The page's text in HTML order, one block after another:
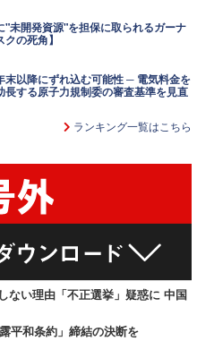
"未開発資源"を担保に取られるガーナ
の死角】
末以降にずれ込む可能性 ─ 電気料金を
長する原子力規制委の審査基準を見直
ランキング一覧はこちら
ない理由「不正選挙」疑惑に 中国
平和条約」締結の決断を